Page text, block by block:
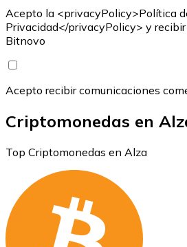
Acepto la <privacyPolicy>Política
Privacidad</privacyPolicy> y
Bitnovo
Acepto recibir comunicaciones
Criptomonedas en
Top Criptomonedas en Alza